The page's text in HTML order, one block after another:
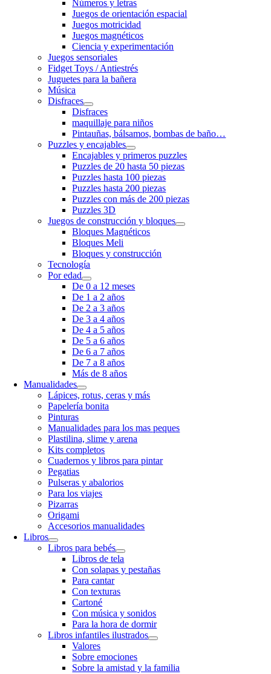
Números y letras
Juegos de orientación espacial
Juegos motricidad
Juegos magnéticos
Ciencia y experimentación
Juegos sensoriales
Fidget Toys / Antiestrés
Juguetes para la bañera
Música
Disfraces
Disfraces
maquillaje para niños
Pintauñas, bálsamos, bombas de baño…
Puzzles y encajables
Encajables y primeros puzzles
Puzzles de 20 hasta 50 piezas
Puzzles hasta 100 piezas
Puzzles hasta 200 piezas
Puzzles con más de 200 piezas
Puzzles 3D
Juegos de construcción y bloques
Bloques Magnéticos
Bloques Meli
Bloques y construcción
Tecnología
Por edad
De 0 a 12 meses
De 1 a 2 años
De 2 a 3 años
De 3 a 4 años
De 4 a 5 años
De 5 a 6 años
De 6 a 7 años
De 7 a 8 años
Más de 8 años
Manualidades
Lápices, rotus, ceras y más
Papelería bonita
Pinturas
Manualidades para los mas peques
Plastilina, slime y arena
Kits completos
Cuadernos y libros para pintar
Pegatias
Pulseras y abalorios
Para los viajes
Pizarras
Origami
Accesorios manualidades
Libros
Libros para bebés
Libros de tela
Con solapas y pestañas
Para cantar
Con texturas
Cartoné
Con música y sonidos
Para la hora de dormir
Libros infantiles ilustrados
Valores
Sobre emociones
Sobre la amistad y la familia